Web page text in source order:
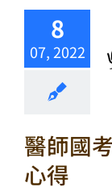
8
07, 2022
醫師國
心得